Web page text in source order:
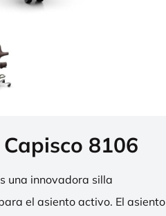
8106
una innovadora silla
el asiento activo. El asiento